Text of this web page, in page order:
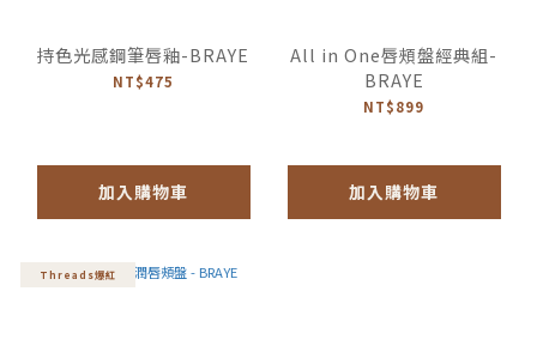
持色光感鋼筆唇釉-BRAYE
NT$475
加入購物車
All in One唇頰盤經典組-
BRAYE
NT$899
加入購物車
Threads爆紅